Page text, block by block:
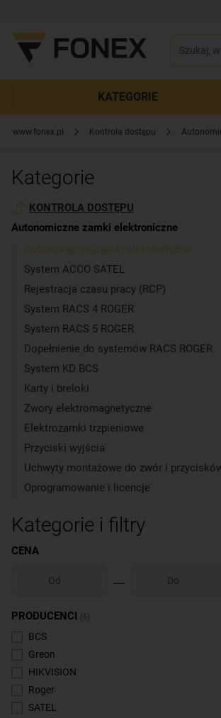
KATEGORIE
www.fonex.pl Kontrola dostępu
Kategorie
KONTROLA DOSTĘPU
Autonomiczne zamki elektroniczne
Autonomiczne zamki elektroniczne
System ACCO SATEL
Rejestracja czasu pracy (RCP)
System RACS 4 ROGER
System RACS 5 ROGER
Dopełnienie do systemów RACS ROGER
System KD BCS
Karty i breloki
Zwory elektromagnetyczne
Elektrozamki trzpieniowe
Przyciski wyjścia
Uchwyty montażowe do zwór i
Oprogramowanie i licencje
Kategorie i filtry
CENA
PRODUCENCI (6)
BCS
Greon
HIKVISION
Roger
SATEL